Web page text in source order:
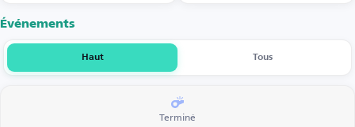
Événements
Haut Tous
Terminé